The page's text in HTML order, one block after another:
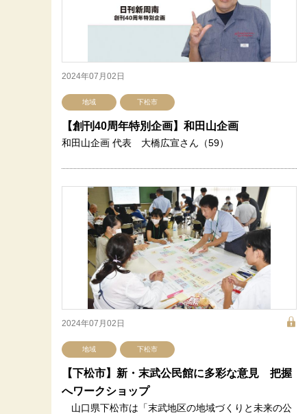
2024年07月02日
地域 下松市
【創刊40周年特別企画】和田山企画
和田山企画 代表 大橋広宣さん（59）
2024年07月02日
地域 下松市
【下松市】新・末武公民館に多彩な意見 把握
へワークショップ
山口県下松市は「末武地区の地域づくりと未来の公